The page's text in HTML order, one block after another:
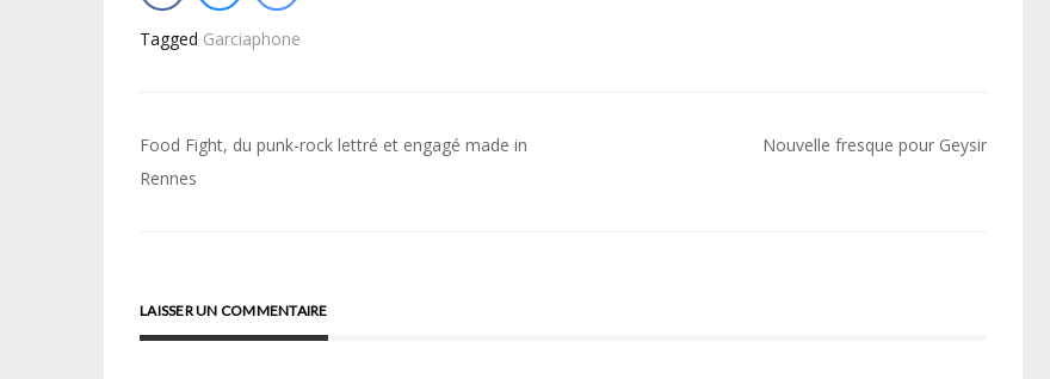
Tagged Garciaphone
Navigation
de
Food Fight, du punk-rock lettré et engagé made in
Rennes
Nouvelle fresque pour Geysir
LAISSER UN COMMENTAIRE